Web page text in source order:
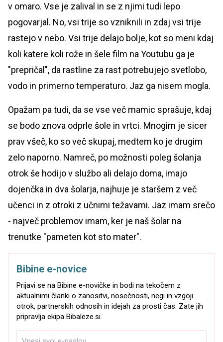
v omaro. Vse je zalival in se z njimi tudi lepo
pogovarjal. No, vsi trije so vzniknili in zdaj vsi trije
rastejo v nebo. Vsi trije delajo bolje, kot so meni kdaj
koli katere koli rože in šele film na Youtubu ga je
"prepričal", da rastline za rast potrebujejo svetlobo,
vodo in primerno temperaturo. Jaz ga nisem mogla.
Opažam pa tudi, da se vse več mamic sprašuje, kdaj
se bodo znova odprle šole in vrtci. Mnogim je sicer
prav všeč, ko so več skupaj, medtem ko je drugim
zelo naporno. Namreč, po možnosti poleg šolanja
otrok še hodijo v službo ali delajo doma, imajo
dojenčka in dva šolarja, najhuje je staršem z več
učenci in z otroki z učnimi težavami. Jaz imam srečo
- največ problemov imam, ker je naš šolar na
trenutke "pameten kot sto mater".
Bibine e-novice
Prijavi se na Bibine e-novičke in bodi na tekočem z
aktualnimi članki o zanositvi, nosečnosti, negi in vzgoji
otrok, partnerskih odnosih in idejah za prosti čas. Zate jih
pripravlja ekipa Bibaleze.si.